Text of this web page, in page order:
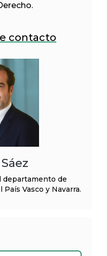
contacto
departamento de
Vasco y Navarra.